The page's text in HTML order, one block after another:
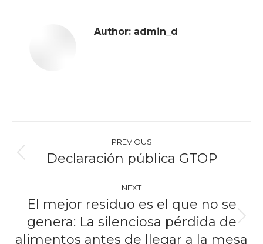
Author: admin_d
navigation
PREVIOUS
Previous
Declaración pública GTOP
NEXT
Next
post:
El mejor residuo es el que no se
genera: La silenciosa pérdida de
alimentos antes de llegar a la mesa